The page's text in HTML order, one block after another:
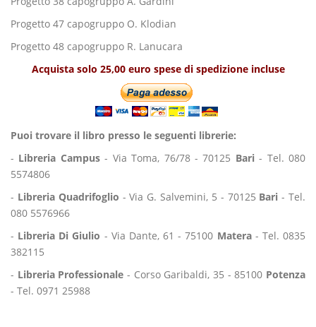
Progetto 47 capogruppo O. Klodian
Progetto 48 capogruppo R. Lanucara
Acquista solo 25,00 euro spese di spedizione incluse
Puoi trovare il libro presso le seguenti librerie:
- Libreria Campus- Via Toma, 76/78 - 70125 Bari- Tel. 080
5574806
- Libreria Quadrifoglio - Via G. Salvemini, 5 - 70125 Bari - Tel.
080 5576966
- Libreria Di Giulio - Via Dante, 61 - 75100 Matera- Tel. 0835
382115
- Libreria Professionale - Corso Garibaldi, 35 - 85100 Potenza
- Tel. 0971 25988